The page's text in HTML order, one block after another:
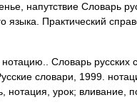
напутствие Словарь
языка. Практический
Словарь
словари, 1999.
нотация, урок; вливание,